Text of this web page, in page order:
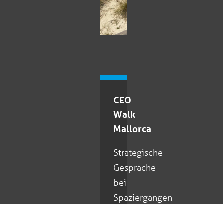
CEO
Walk
Mallorca
Strategische
Gespräche
bei
Spaziergängen